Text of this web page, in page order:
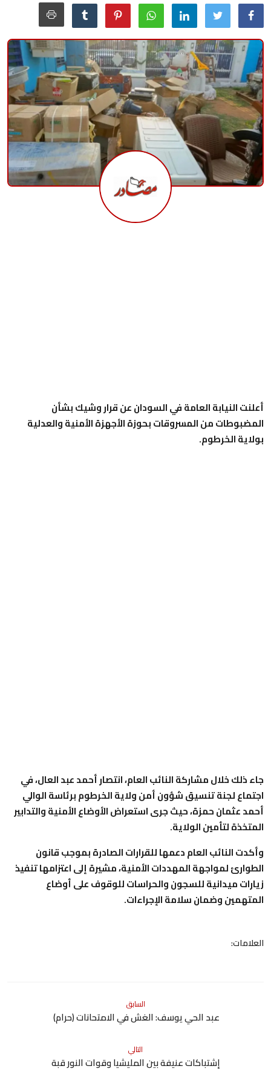
منوعات
حوادث وقضايا
عالمية
أعلنت النيابة العامة في السودان عن قرار وشيك بشأن
المضبوطات من المسروقات بحوزة الأجهزة الأمنية والعدلية
بولاية الخرطوم.
جاء ذلك خلال مشاركة النائب العام، انتصار أحمد عبد العال، في
اجتماع لجنة تنسيق شؤون أمن ولاية الخرطوم برئاسة الوالي
أحمد عثمان حمزة، حيث جرى استعراض الأوضاع الأمنية والتدابير
المتخذة لتأمين الولاية.
وأكدت النائب العام دعمها للقرارات الصادرة بموجب قانون
الطوارئ لمواجهة المهددات الأمنية، مشيرة إلى اعتزامها تنفيذ
زيارات ميدانية للسجون والحراسات للوقوف على أوضاع
المتهمين وضمان سلامة الإجراءات.
العلامات:
السابق
عبد الحي يوسف: الغش في الامتحانات (حرام)
التالي
إشتباكات عنيفة بين المليشيا وقوات النور قبة